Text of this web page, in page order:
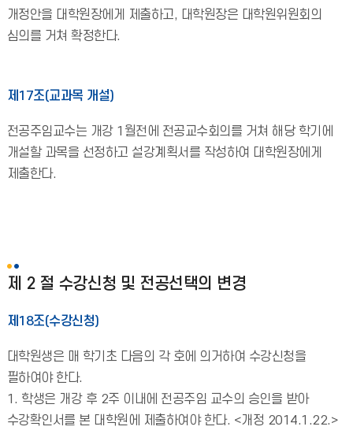
개정안을 대학원장에게 제출하고, 대학원장은 대학원위원회의
심의를 거쳐 확정한다.
제17조(교과목 개설)
전공주임교수는 개강 1월전에 전공교수회의를 거쳐 해당 학기에
개설할 과목을 선정하고 설강계획서를 작성하여 대학원장에게
제출한다.
제 2 절 수강신청 및 전공선택의 변경
제18조(수강신청)
대학원생은 매 학기초 다음의 각 호에 의거하여 수강신청을
필하여야 한다.
1. 학생은 개강 후 2주 이내에 전공주임 교수의 승인을 받아
수강확인서를 본 대학원에 제출하여야 한다. <개정 2014.1.22.>